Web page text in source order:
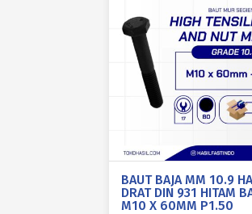
BAUT BAJA MM 10.9
DRAT DIN 931 HITAM
M10 X 60MM P1.50